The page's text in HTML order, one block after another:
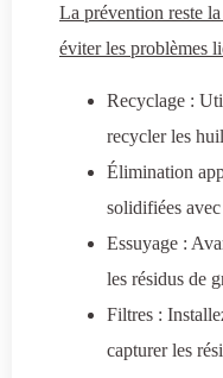
La prévention reste
éviter les problèmes
Recyclage :
recycler les
Élimination
solidifiées
Essuyage :
les résidus de
Filtres :
capturer les